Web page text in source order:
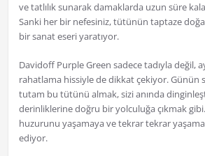
ve tatlılık sunarak damaklarda uzun süre
Sanki her bir nefesiniz, tütünün taptaze
bir sanat eseri yaratıyor.
Davidoff Purple Green sadece tadıyla değil,
rahatlama hissiyle de dikkat çekiyor. Günün
tutam bu tütünü almak, sizi anında
derinliklerine doğru bir yolculuğa çıkmak
huzurunu yaşamaya ve tekrar tekrar
ediyor.